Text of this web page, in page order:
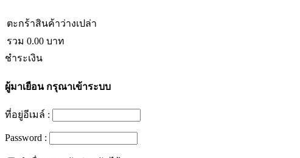
ตะกร้าสินค้าว่างเปล่า
รวม 0.00 บาท
ชำระเงิน
ผู้มาเยือนกรุณาเข้าระบบ
ที่อยู่อีเมล์ :
Password :